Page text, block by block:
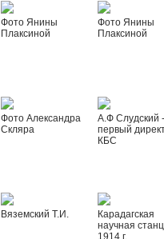
Фото Янины
Плаксиной
Фото Янины
Плаксиной
Фото Александра
Скляра
А.Ф Слудский
первый
КБС
Вяземский Т.И.
Карадагская
научная
1914 г.